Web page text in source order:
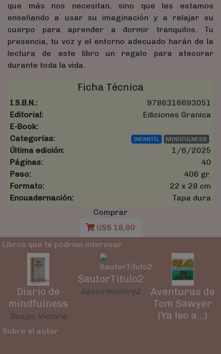
que más nos necesitan, sino que les estamos
enseñando a usar su imaginación y a relajar su
cuerpo para aprender a dormir tranquilos. Tu
presencia, tu voz y el entorno adecuado harán de la
lectura de este libro un regalo para atesorar
durante toda la vida.
Ficha Técnica
I.S.B.N.:
9786316693051
Editorial:
Ediciones Granica
E-Book:
Categorías:
INFANTIL MINDFULNESS
Última edición:
1/6/2025
Páginas:
40
Peso:
406 gr.
Formato:
22 x 28 cm
Encuadernación:
Tapa dura
Comprar
U$S 18,90
Libros que te podrían interesar
Diario de
mindfulness
Bunge, Victoria
$autorTitulo2
$autorNombre2
Aventuras de
Tom Sawyer
(Ya leo a...)
Sobre el autor